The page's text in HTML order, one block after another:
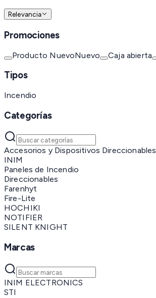
Relevancia
Promociones
Producto NuevoNuevo Caja abierta
Tipos
Incendio
Categorías
Accesorios y Dispositivos Direccionables
INIM
Paneles de Incendio
Direccionables
Farenhyt
Fire-Lite
HOCHIKI
NOTIFIER
SILENT KNIGHT
Marcas
INIM ELECTRONICS
STI